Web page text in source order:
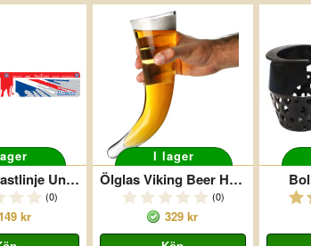
Harrows Kastlinje Union Jack
(0)
kr
I lager
Ölglas Viking Beer Horn
(0)
329 kr